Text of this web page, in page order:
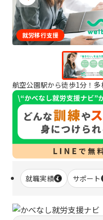
就労移行支援
航空公園駅から徒歩1分！
就職実績 サポート